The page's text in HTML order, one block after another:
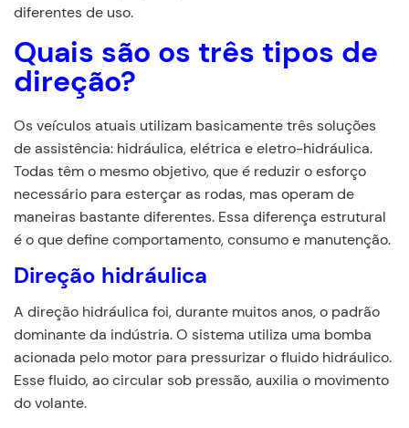
diferentes de uso.
Quais são os três tipos de
direção?
Os veículos atuais utilizam basicamente três soluções
de assistência: hidráulica, elétrica e eletro-hidráulica.
Todas têm o mesmo objetivo, que é reduzir o esforço
necessário para esterçar as rodas, mas operam de
maneiras bastante diferentes. Essa diferença estrutural
é o que define comportamento, consumo e manutenção.
Direção hidráulica
A direção hidráulica foi, durante muitos anos, o padrão
dominante da indústria. O sistema utiliza uma bomba
acionada pelo motor para pressurizar o fluido hidráulico.
Esse fluido, ao circular sob pressão, auxilia o movimento
do volante.